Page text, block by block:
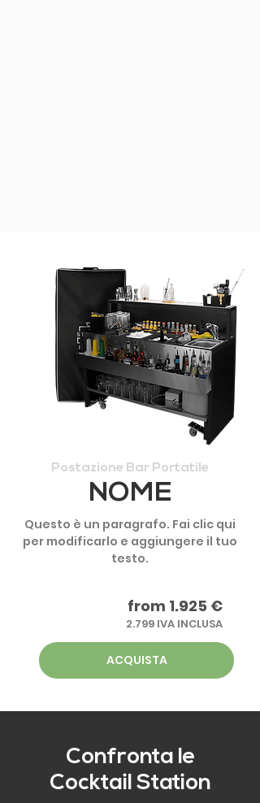
Postazione Bar Portatile
NOME
Questo è un paragrafo. Fai clic qui
per modificarlo e aggiungere il tuo
testo.
from 1.925 €
2.799 IVA INCLUSA
ACQUISTA
Confronta le
Cocktail Station